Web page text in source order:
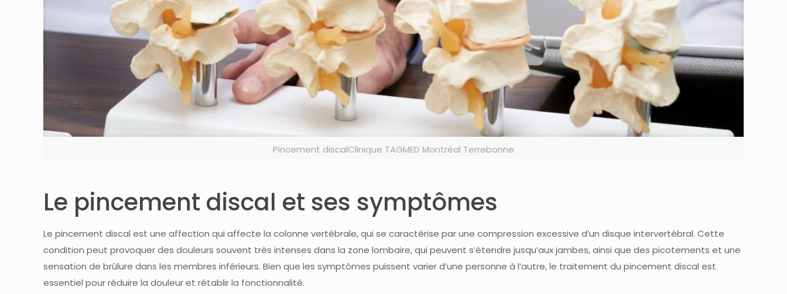
Pincement discalClinique TAGMED Montréal Terrebonne
Le pincement discal et ses symptômes
Le pincement discal est une affection qui affecte la colonne vertébrale, qui se caractérise par une compression excessive d’un disque intervertébral. Cette
condition peut provoquer des douleurs souvent très intenses dans la zone lombaire, qui peuvent s’étendre jusqu’aux jambes, ainsi que des picotements et une
sensation de brûlure dans les membres inférieurs. Bien que les symptômes puissent varier d’une personne à l’autre, le traitement du pincement discal est
essentiel pour réduire la douleur et rétablir la fonctionnalité.